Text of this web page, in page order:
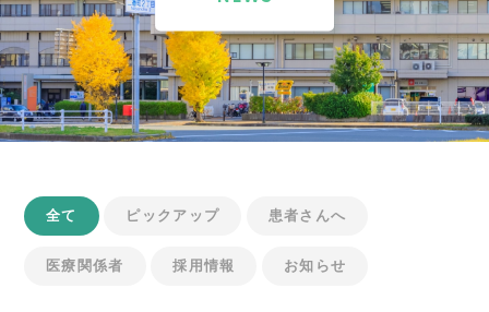
全て ピックアップ 患者さんへ
医療関係者 採用情報 お知らせ